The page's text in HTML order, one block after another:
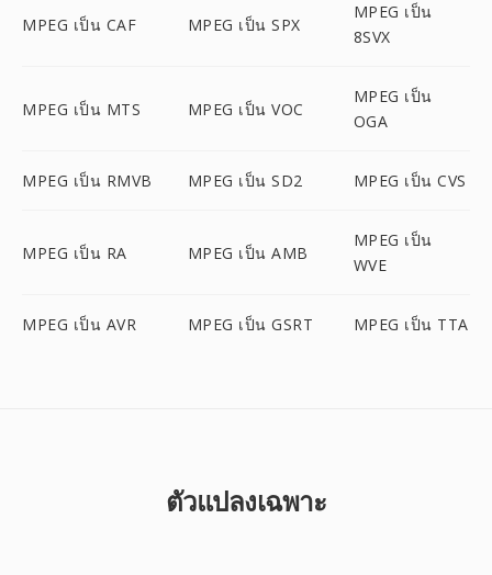
MPEG เป็น CAF MPEG เป็น SPX
MPEG เป็น
8SVX
MPEG เป็น MTS MPEG เป็น VOC
MPEG เป็น
OGA
MPEG เป็น RMVB MPEG เป็น SD2 MPEG เป็น CVS
MPEG เป็น RA MPEG เป็น AMB
MPEG เป็น
WVE
MPEG เป็น AVR MPEG เป็น GSRT MPEG เป็น TTA
ตัวแปลงเฉพาะ